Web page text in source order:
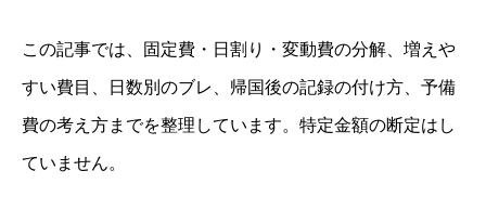
この記事では、固定費・日割り・変動費の分解、増えや
すい費目、日数別のブレ、帰国後の記録の付け方、予備
費の考え方までを整理しています。特定金額の断定はし
ていません。